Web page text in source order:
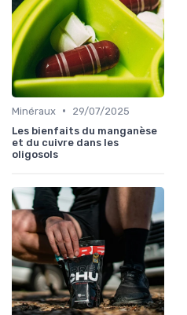
Minéraux •
29/07/2025
Les bienfaits du manganèse
et du cuivre dans les
oligosols